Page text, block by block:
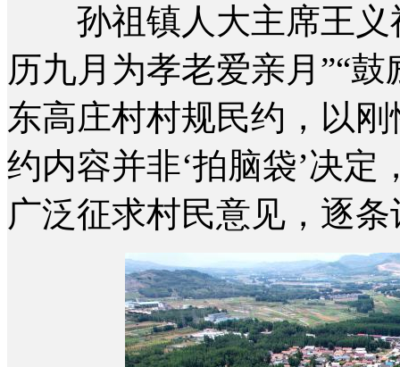
孙祖镇人大主席王义
历九月为孝老爱亲月”“
东高庄村村规民约，以
约内容并非‘拍脑袋’决
广泛征求村民意见，逐